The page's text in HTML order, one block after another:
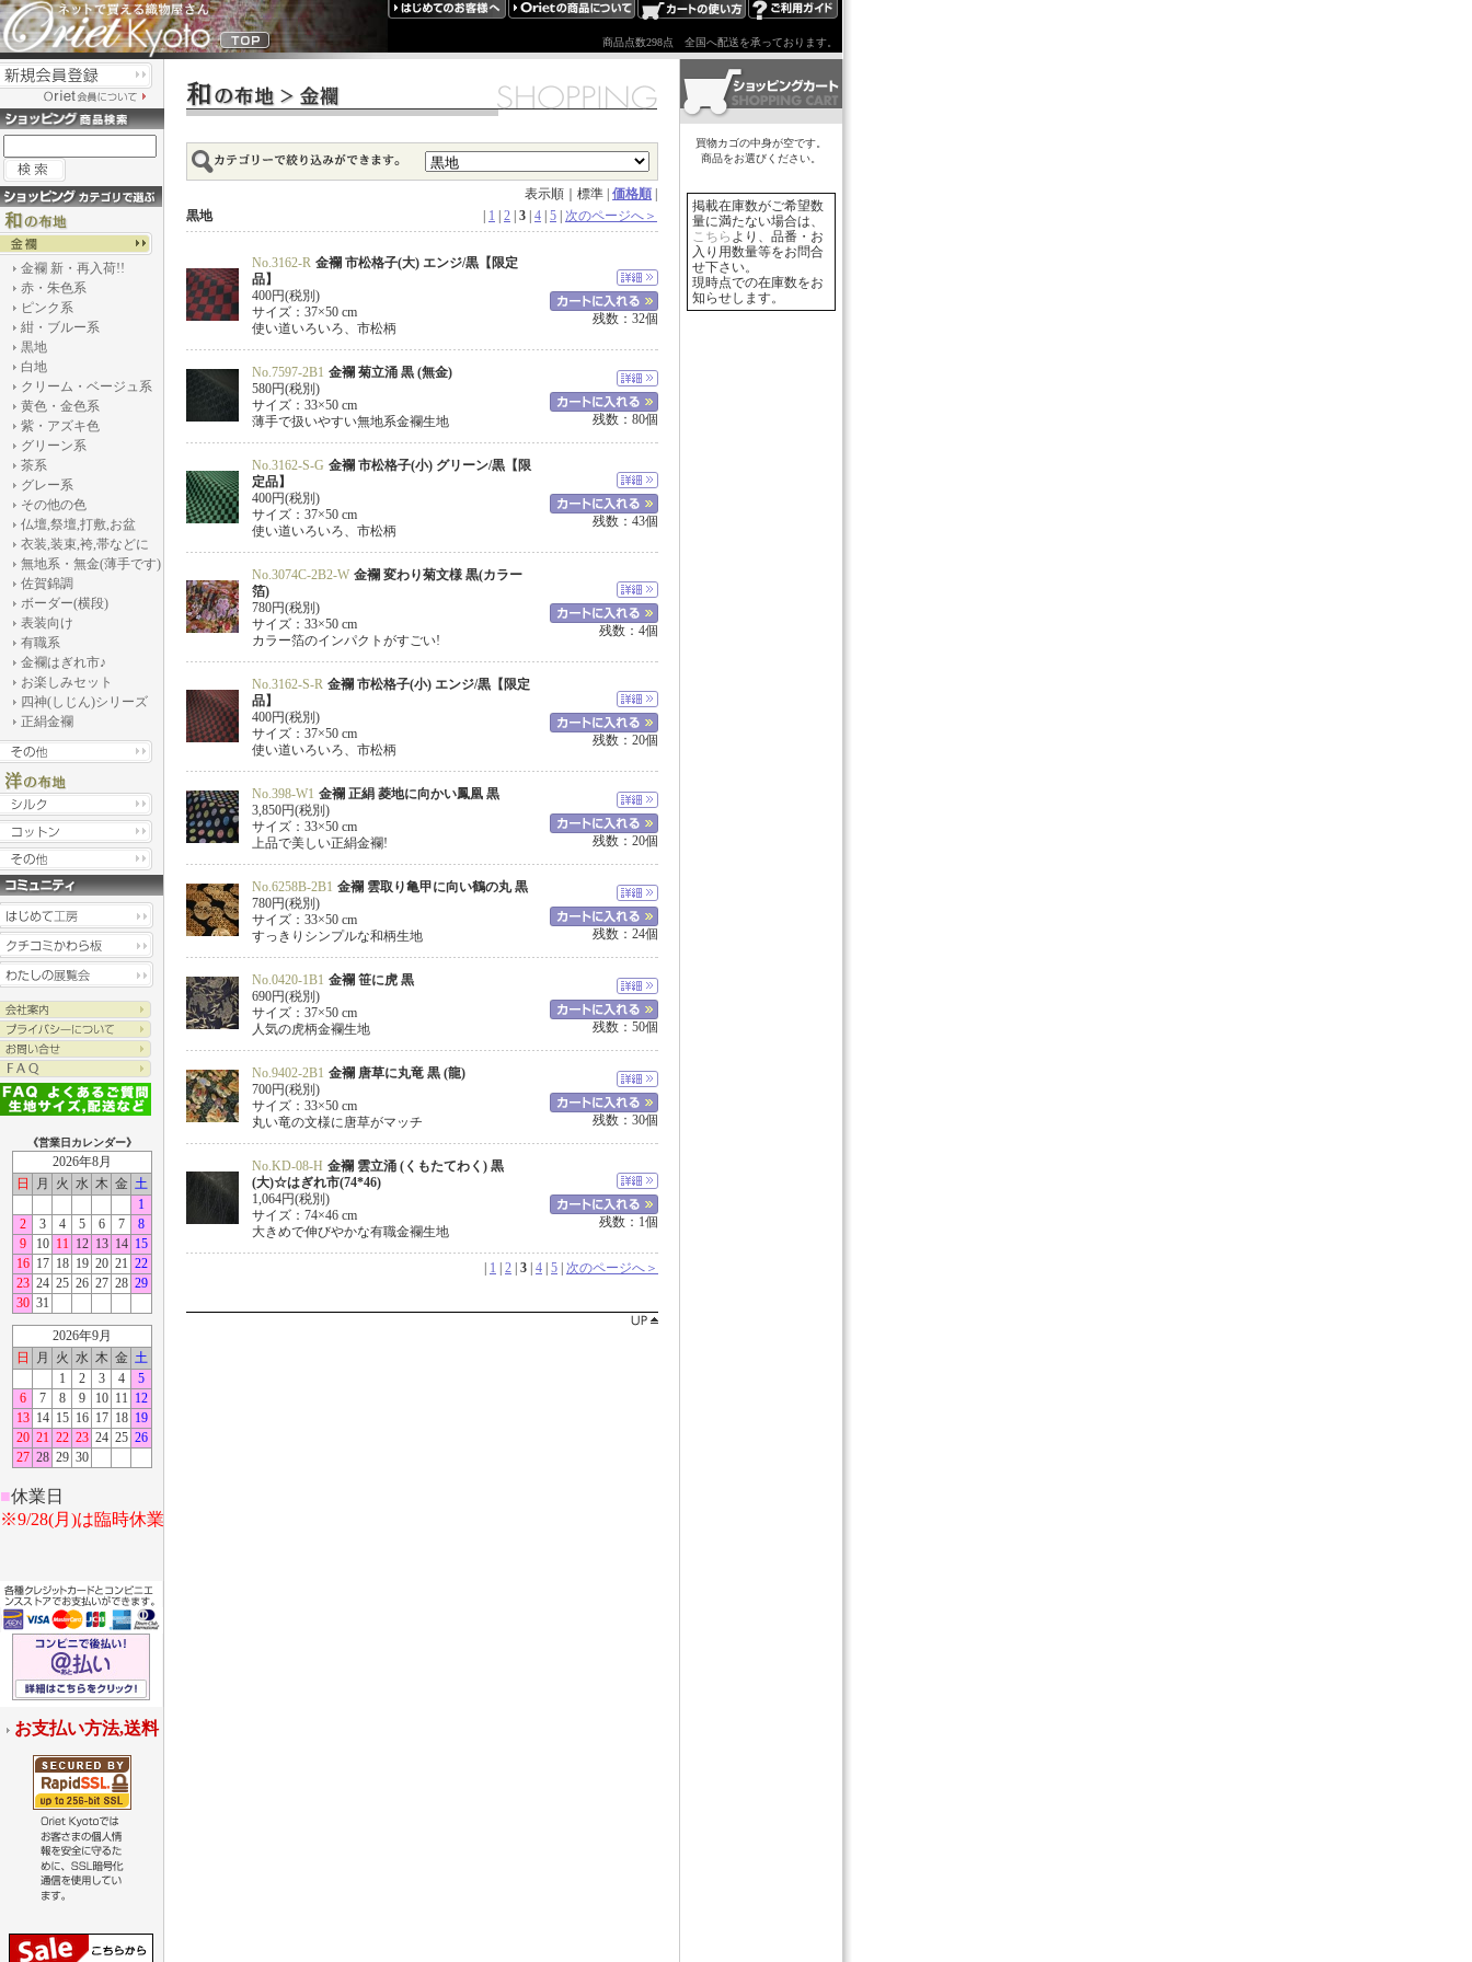
商品点数298点 全国へ配送を承っております。
金襴 新・再入荷!!
赤・朱色系
ピンク系
紺・ブルー系
黒地
白地
クリーム・ベージュ系
黄色・金色系
紫・アズキ色
グリーン系
茶系
グレー系
その他の色
仏壇,祭壇,打敷,お盆
衣装,装束,袴,帯などに
無地系・無金(薄手です)
佐賀錦調
ボーダー(横段)
表装向け
有職系
金襴はぎれ市♪
お楽しみセット
四神(しじん)シリーズ
正絹金襴
《営業日カレンダー》
2026年8月
日
月 火 水 木 金 土
1
2
3 4 5 6 7
8
9
10 11 12 13 14 15
16 17 18 19 20 21 22
23 24 25 26 27 28 29
30 31
2026年9月
日
月 火 水 木 金 土
1
2 3 4
5
6
7 8 9 10 11 12
13 14 15 16 17 18 19
20 21 22 23 24 25 26
27 28 29 30
■休業日
※9/28(月)は臨時休業
お支払い方法,送料
表示順｜標準 | 価格順
黒地
1 2 3 4 5 次のページへ＞
No.3162-R 金襴 市松格子(大) エンジ/黒【限定
品】
400円(税別)
サイズ：37×50 cm
使い道いろいろ、市松柄
残数：32個
No.7597-2B1 金襴 菊立涌 黒 (無金)
580円(税別)
サイズ：33×50 cm
薄手で扱いやすい無地系金襴生地
残数：80個
No.3162-S-G 金襴 市松格子(小) グリーン/黒【限
定品】
400円(税別)
サイズ：37×50 cm
使い道いろいろ、市松柄
残数：43個
No.3074C-2B2-W 金襴 変わり菊文様 黒(カラー
箔)
780円(税別)
サイズ：33×50 cm
カラー箔のインパクトがすごい!
残数：4個
No.3162-S-R 金襴 市松格子(小) エンジ/黒【限定
品】
400円(税別)
サイズ：37×50 cm
使い道いろいろ、市松柄
残数：20個
No.398-W1 金襴 正絹 菱地に向かい鳳凰 黒
3,850円(税別)
サイズ：33×50 cm
上品で美しい正絹金襴!
残数：20個
No.6258B-2B1 金襴 雲取り亀甲に向い鶴の丸 黒
780円(税別)
サイズ：33×50 cm
すっきりシンプルな和柄生地
残数：24個
No.0420-1B1 金襴 笹に虎 黒
690円(税別)
サイズ：37×50 cm
人気の虎柄金襴生地
残数：50個
No.9402-2B1 金襴 唐草に丸竜 黒 (龍)
700円(税別)
サイズ：33×50 cm
丸い竜の文様に唐草がマッチ
残数：30個
No.KD-08-H 金襴 雲立涌 (くもたてわく) 黒
(大)☆はぎれ市(74*46)
1,064円(税別)
サイズ：74×46 cm
大きめで伸びやかな有職金襴生地
残数：1個
1 2 3 4 5 次のページへ＞
買物カゴの中身が空です。
商品をお選びください。
掲載在庫数がご希望数
量に満たない場合は、
こちら より、品番・お
入り用数量等をお問合
せ下さい。
現時点での在庫数をお
知らせします。